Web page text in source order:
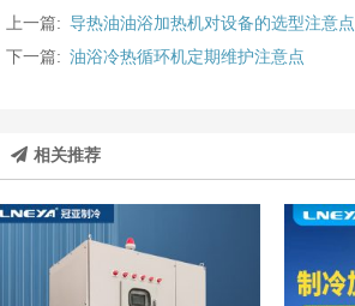
上一篇: 导热油油浴加热机对设备的选型注意点
下一篇: 油浴冷热循环机定期维护注意点
相关推荐